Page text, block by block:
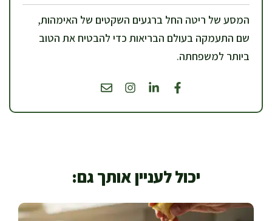
המסע של ריטה החל ברגעים השקטים של האימהות,
שם התעמקה בעולם הבריאות כדי להבטיח את הטוב
ביותר למשפחתה.
יכול לעניין אותך גם: